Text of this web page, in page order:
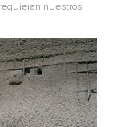
nuestros